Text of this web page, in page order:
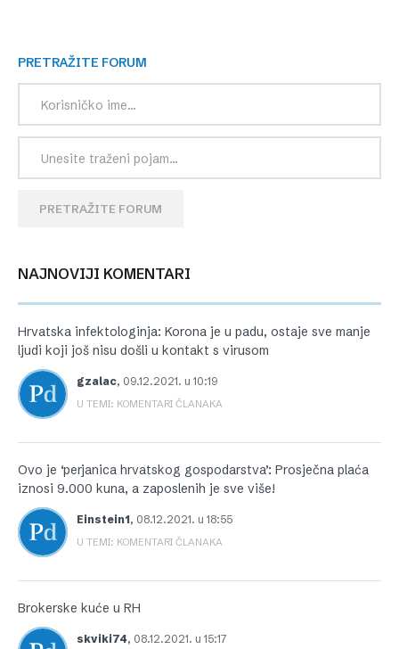
PRETRAŽITE FORUM
PRETRAŽITE FORUM
NAJNOVIJI KOMENTARI
Hrvatska infektologinja: Korona je u padu, ostaje sve manje
ljudi koji još nisu došli u kontakt s virusom
gzalac, 09.12.2021. u 10:19
U TEMI: KOMENTARI ČLANAKA
Ovo je ‘perjanica hrvatskog gospodarstva’: Prosječna plaća
iznosi 9.000 kuna, a zaposlenih je sve više!
Einstein1, 08.12.2021. u 18:55
U TEMI: KOMENTARI ČLANAKA
Brokerske kuće u RH
skviki74, 08.12.2021. u 15:17